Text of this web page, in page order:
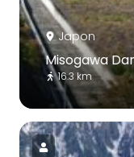
Japon
Misogawa
16.3 km